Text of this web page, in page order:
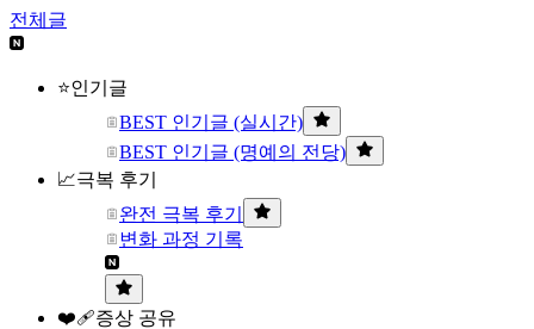
전체글
⭐인기글
BEST 인기글 (실시간)
BEST 인기글 (명예의 전당)
📈극복 후기
완전 극복 후기
변화 과정 기록
❤️‍🩹증상 공유